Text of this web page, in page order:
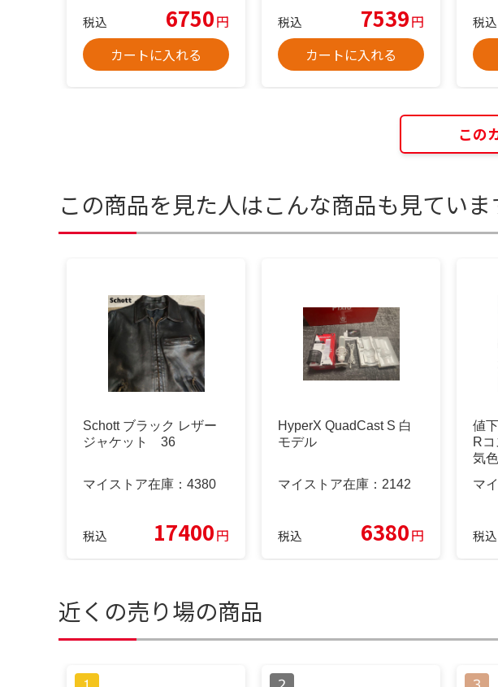
税込 6750円
カートに入れる
税込 7539円
カートに入れる
税込
この
この商品を見た人はこんな商品も見ていま
Schott ブラック レザー
ジャケット 36
マイストア在庫： 4380
税込 17400円
HyperX QuadCast S 白
モデル
マイストア在庫： 2142
税込 6380円
値
R
気
マ
税込
近くの売り場の商品